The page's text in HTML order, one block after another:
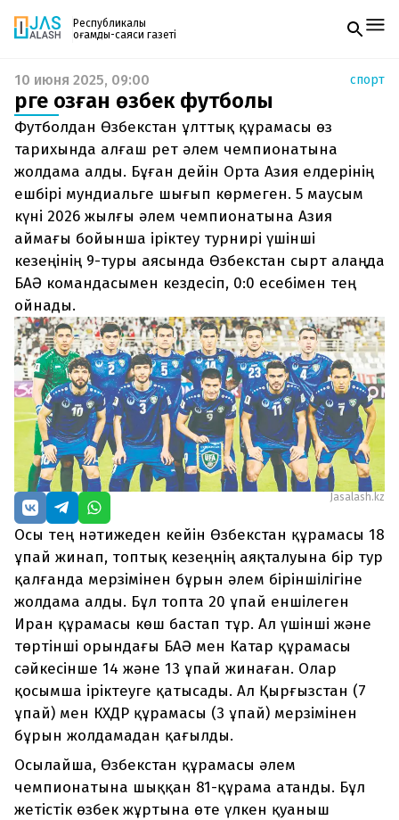
Республикалық
қоғамдық-саяси газеті
Жаңалықтар
Спорт
Live
Руханият
Аймақ
Архив
Заң және тәртіп
Редакциямен байланыс
+7 708 604 51 06
Жарнама бөлімі
+7 701 220 64 52
Пошта
zhasalash100@gmail.com
Газетке жазылу
PDF форматтағы газетті ай сайын электронды
поштаңызға алып отырыңыз. Жаңа нөмір
шыққан сәтте сізге бірден жіберіледі. Тек email
енгізіңіз, біз қалғанын өзіміз жібереміз.
10 июня 2025, 09:00 спорт
Өрге озған өзбек футболы
Футболдан Өзбекстан ұлттық құрамасы өз
тарихында алғаш рет әлем чемпионатына
жолдама алды. Бұған дейін Орта Азия елдерінің
ешбірі мундиальге шығып көрмеген. 5 маусым
күні 2026 жылғы әлем чемпионатына Азия
аймағы бойынша іріктеу турнирі үшінші
кезеңінің 9-туры аясында Өзбекстан сырт алаңда
БАӘ командасымен кездесіп, 0:0 есебімен тең
ойнады.
Jasalash.kz
Осы тең нәтижеден кейін Өзбекстан құрамасы 18
ұпай жинап, топтық кезеңнің аяқталуына бір тур
қалғанда мерзімінен бұрын әлем біріншілігіне
жолдама алды. Бұл топта 20 ұпай еншілеген
Иран құрамасы көш бастап тұр. Ал үшінші және
төртінші орындағы БАӘ мен Катар құрамасы
сәйкесінше 14 және 13 ұпай жинаған. Олар
қосымша іріктеуге қатысады. Ал Қырғызстан (7
ұпай) мен КХДР құрамасы (3 ұпай) мерзімінен
бұрын жолдамадан қағылды.
Осылайша, Өзбекстан құрамасы әлем
чемпионатына шыққан 81-құрама атанды. Бұл
жетістік өзбек жұртына өте үлкен қуаныш